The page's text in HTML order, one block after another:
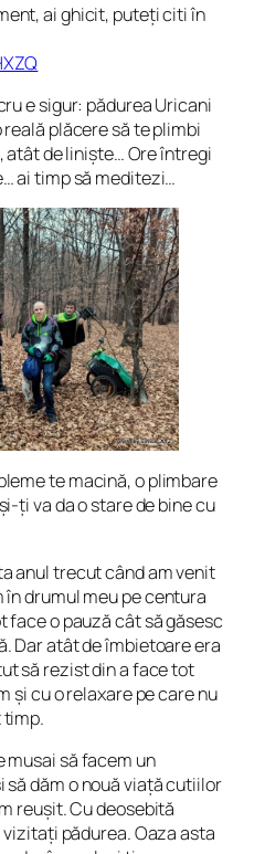
ai ghicit, puteți citi în
e sigur: pădurea Uricani
plăcere să te plimbi
atât de liniște… Ore întregi
ai timp să meditezi…
te macină, o plimbare
ți va da o stare de bine cu
anul trecut când am venit
drumul meu pe centura
face o pauză cât să găsesc
Dar atât de îmbietoare era
să rezist din a face tot
și cu o relaxare pe care nu
timp.
musai să facem un
dăm o nouă viață cutiilor
reușit. Cu deosebită
pădurea. Oaza asta